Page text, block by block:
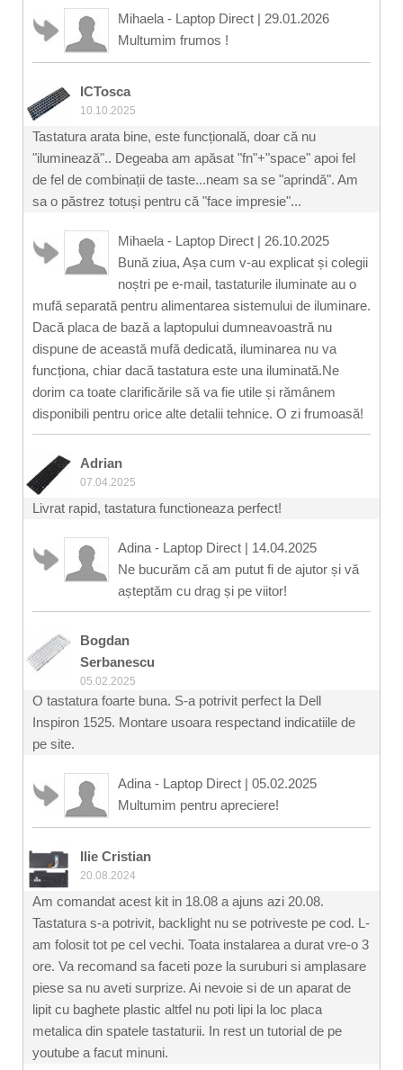
Mihaela - Laptop Direct | 29.01.2026
Multumim frumos !
ICTosca
10.10.2025
Tastatura arata bine, este funcțională, doar că nu
"iluminează".. Degeaba am apăsat "fn"+"space" apoi fel
de fel de combinații de taste...neam sa se "aprindă". Am
sa o păstrez totuși pentru că "face impresie"...
Mihaela - Laptop Direct | 26.10.2025
Bună ziua, Așa cum v-au explicat și colegii
noștri pe e-mail, tastaturile iluminate au o
mufă separată pentru alimentarea sistemului de iluminare.
Dacă placa de bază a laptopului dumneavoastră nu
dispune de această mufă dedicată, iluminarea nu va
funcționa, chiar dacă tastatura este una iluminată.Ne
dorim ca toate clarificările să va fie utile și rămânem
disponibili pentru orice alte detalii tehnice. O zi frumoasă!
Adrian
07.04.2025
Livrat rapid, tastatura functioneaza perfect!
Adina - Laptop Direct | 14.04.2025
Ne bucurăm că am putut fi de ajutor și vă
așteptăm cu drag și pe viitor!
Bogdan
Serbanescu
05.02.2025
O tastatura foarte buna. S-a potrivit perfect la Dell
Inspiron 1525. Montare usoara respectand indicatiile de
pe site.
Adina - Laptop Direct | 05.02.2025
Multumim pentru apreciere!
Ilie Cristian
20.08.2024
Am comandat acest kit in 18.08 a ajuns azi 20.08.
Tastatura s-a potrivit, backlight nu se potriveste pe cod. L-
am folosit tot pe cel vechi. Toata instalarea a durat vre-o 3
ore. Va recomand sa faceti poze la suruburi si amplasare
piese sa nu aveti surprize. Ai nevoie si de un aparat de
lipit cu baghete plastic altfel nu poti lipi la loc placa
metalica din spatele tastaturii. In rest un tutorial de pe
youtube a facut minuni.